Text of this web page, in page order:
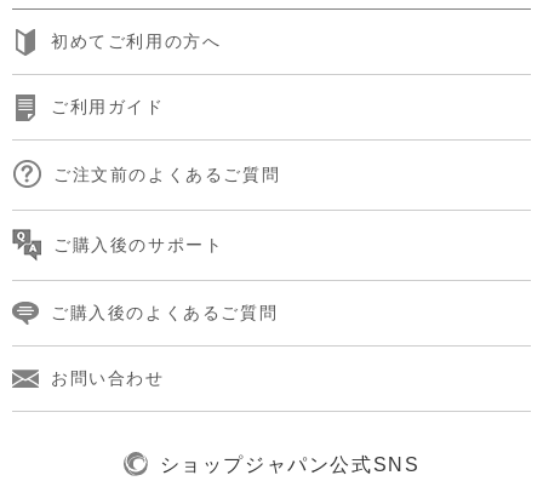
初めてご利用の方へ
ご利用ガイド
ご注文前のよくあるご質問
ご購入後のサポート
ご購入後のよくあるご質問
お問い合わせ
ショップジャパン公式SNS